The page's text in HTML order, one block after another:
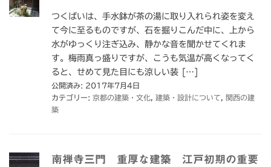
つくばいは、手水鉢が茶の湯に取り入れられ姿を変え
て今に至るものですが、石を掘りこんだ中に、上から
水がゆっくり注ぎ込み、静かな音を聞かせてくれま
す。梅雨真っ盛りですが、こうも気温が高くなってく
ると、せめて見た目にも涼しい装 […]
公開済み: 2017年7月4日
カテゴリー: 京都の建築・文化 建築・設計について
関西の建
築
南禅寺三門 重厚な建築 江戸初期の重要